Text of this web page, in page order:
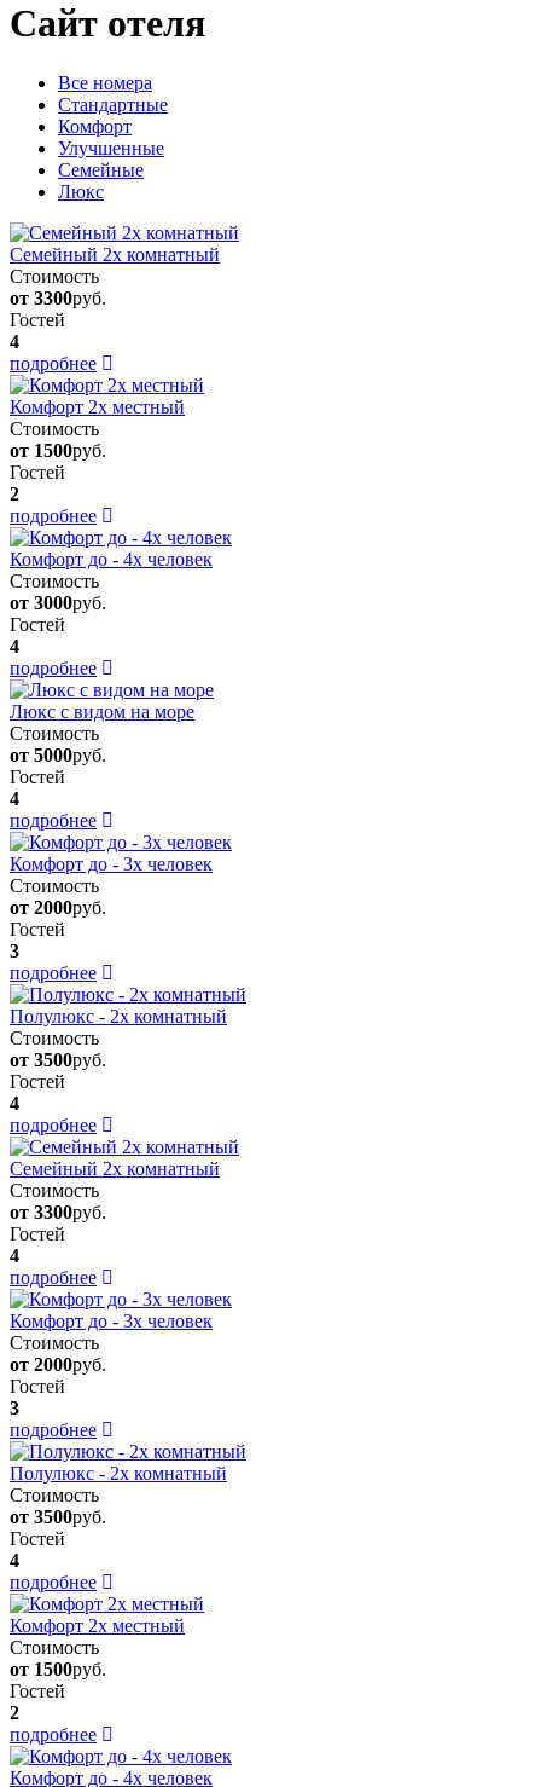
Сайт отеля
Вcе номера
Стандартные
Комфорт
Улучшенные
Семейные
Люкс
Семейный 2х комнатный
Стоимость
от 3300руб.
Гостей
4
подробнее
Комфорт 2х местный
Стоимость
от 1500руб.
Гостей
2
подробнее
Комфорт до - 4х человек
Стоимость
от 3000руб.
Гостей
4
подробнее
Люкс с видом на море
Стоимость
от 5000руб.
Гостей
4
подробнее
Комфорт до - 3х человек
Стоимость
от 2000руб.
Гостей
3
подробнее
Полулюкс - 2х комнатный
Стоимость
от 3500руб.
Гостей
4
подробнее
Семейный 2х комнатный
Стоимость
от 3300руб.
Гостей
4
подробнее
Комфорт до - 3х человек
Стоимость
от 2000руб.
Гостей
3
подробнее
Полулюкс - 2х комнатный
Стоимость
от 3500руб.
Гостей
4
подробнее
Комфорт 2х местный
Стоимость
от 1500руб.
Гостей
2
подробнее
Комфорт до - 4х человек